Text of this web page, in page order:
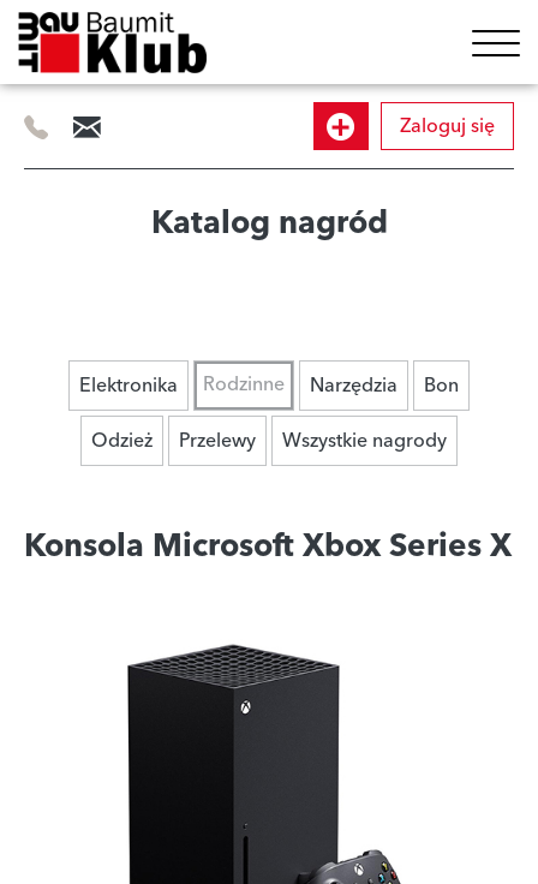
505
844
info@baumitklub.pl
Dołącz
programu
Zaloguj się
Katalog nagród
Elektronika Rodzinne Narzędzia
Bon
Odzież
Przelewy Wszystkie nagrody
Konsola Microsoft Xbox Series X